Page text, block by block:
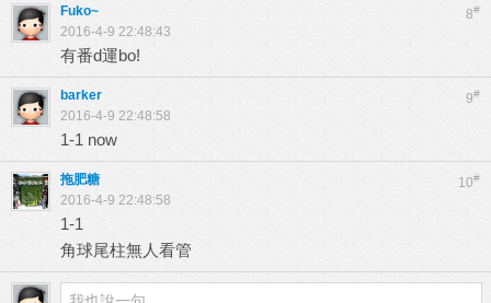
8#
Fuko~
2016-4-9 22:48:43
有番d運bo!
9#
barker
2016-4-9 22:48:58
1-1 now
10#
拖肥糖
2016-4-9 22:48:58
1-1
角球尾柱無人看管